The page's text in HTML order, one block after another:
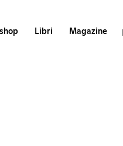
Libri Magazine